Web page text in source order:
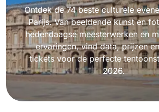
Ontdek de 74 beste culturele
Parijs. Van beeldende kunst en
hedendaagse meesterwerken en
ervaringen, vind data, prijzen
tickets voor de perfecte
2026.